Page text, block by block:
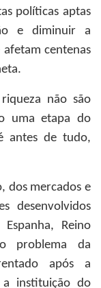
políticas aptas
e diminuir a
centenas
não são
uma etapa do
antes de tudo,
dos mercados e
desenvolvidos
Reino
problema da
após a
a instituição do